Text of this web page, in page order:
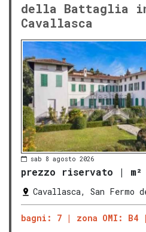
della Battaglia
Cavallasca
sab 8 agosto 2026
prezzo riservato |
Cavallasca, San Fermo
bagni: 7 zona OMI: B4